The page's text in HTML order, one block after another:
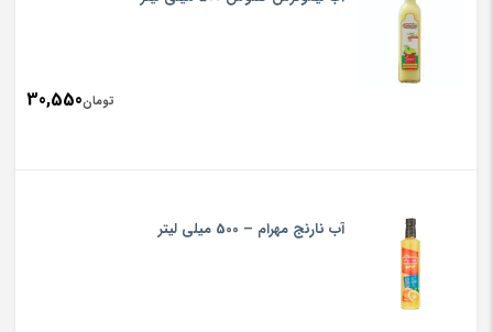
تومان30,550
آب نارنج مهرام – 500 میلی لیتر